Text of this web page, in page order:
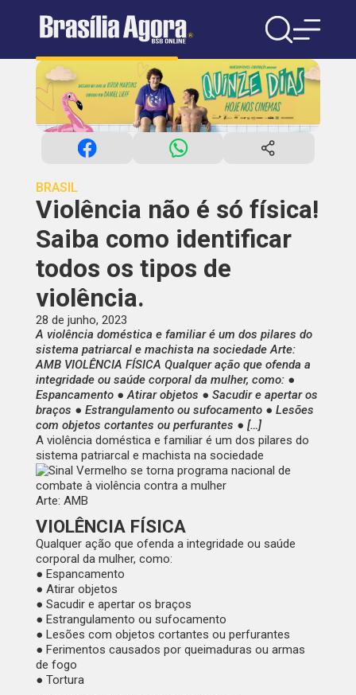
BRASIL
Violência não é só física!
Saiba como identificar
todos os tipos de
violência.
28 de junho, 2023
A violência doméstica e familiar é um dos pilares do
sistema patriarcal e machista na sociedade Arte:
AMB VIOLÊNCIA FÍSICA​ Qualquer ação que ofenda a
integridade ou saúde corporal da mulher, como: ●
Espancamento ● Atirar objetos ● Sacudir e apertar os
braços ● Estrangulamento ou sufocamento ● Lesões
com objetos cortantes ou perfurantes ● […]
A violência doméstica e familiar é um dos pilares do
sistema patriarcal e machista na sociedade
Arte: AMB
VIOLÊNCIA FÍSICA​
Qualquer ação que ofenda a integridade ou saúde
corporal da mulher, como:
● Espancamento
● Atirar objetos
● Sacudir e apertar os braços
● Estrangulamento ou sufocamento
● Lesões com objetos cortantes ou perfurantes
● Ferimentos causados por queimaduras ou armas
de fogo
● Tortura